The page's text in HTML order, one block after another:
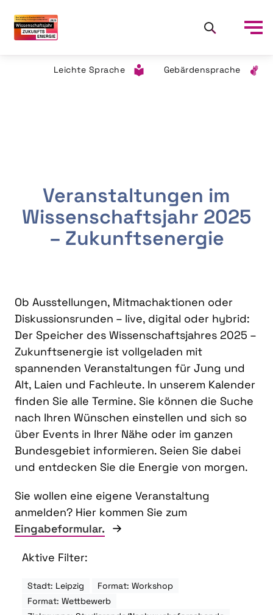
Leichte Sprache Gebärdensprache
Veranstaltungen im
Wissenschaftsjahr 2025
– Zukunftsenergie
Ob Ausstellungen, Mitmachaktionen oder
Diskussionsrunden – live, digital oder hybrid:
Der Speicher des Wissenschaftsjahres 2025 –
Zukunftsenergie ist vollgeladen mit
spannenden Veranstaltungen für Jung und
Alt, Laien und Fachleute. In unserem Kalender
finden Sie alle Termine. Sie können die Suche
nach Ihren Wünschen einstellen und sich so
über Events in Ihrer Nähe oder im ganzen
Bundesgebiet informieren. Seien Sie dabei
und entdecken Sie die Energie von morgen.
Sie wollen eine eigene Veranstaltung
anmelden? Hier kommen Sie zum
Eingabeformular.
Aktive Filter:
Stadt: Leipzig
Format: Workshop
Format: Wettbewerb